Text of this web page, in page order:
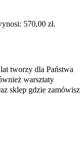
570,00 zł.
tworzy dla Państwa
warsztaty
sklep gdzie zamówisz